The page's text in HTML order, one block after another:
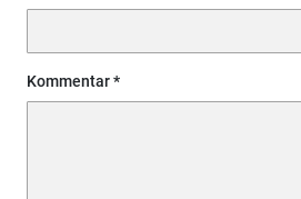
Kommentar